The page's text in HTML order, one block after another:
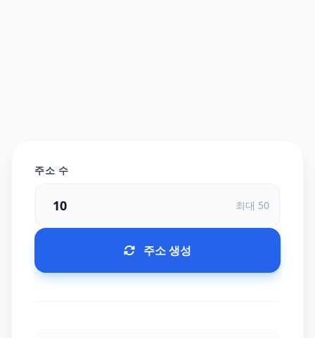
주소 수
최대 50
주소 생성